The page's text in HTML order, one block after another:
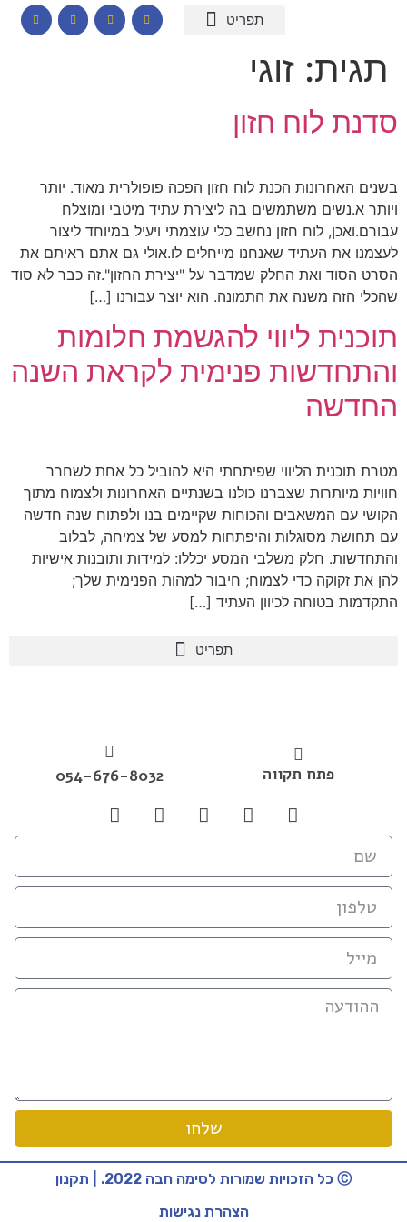
תגית: זוגי
סדנת לוח חזון
בשנים האחרונות הכנת לוח חזון הפכה פופולרית מאוד. יותר
ויותר א.נשים משתמשים בה ליצירת עתיד מיטבי ומוצלח
עבורם.ואכן, לוח חזון נחשב כלי עוצמתי ויעיל במיוחד ליצור
לעצמנו את העתיד שאנחנו מייחלים לו.אולי גם אתם ראיתם את
הסרט הסוד ואת החלק שמדבר על "יצירת החזון".זה כבר לא סוד
שהכלי הזה משנה את התמונה. הוא יוצר עבורנו […]
תוכנית ליווי להגשמת חלומות
והתחדשות פנימית לקראת השנה
החדשה
מטרת תוכנית הליווי שפיתחתי היא להוביל כל אחת לשחרר
חוויות מיותרות שצברנו כולנו בשנתיים האחרונות ולצמוח מתוך
הקושי עם המשאבים והכוחות שקיימים בנו ולפתוח שנה חדשה
עם תחושת מסוגלות והיפתחות למסע של צמיחה, לבלוב
והתחדשות. חלק משלבי המסע יכללו: למידות ותובנות אישיות
להן את זקוקה כדי לצמוח; חיבור למהות הפנימית שלך;
התקדמות בטוחה לכיוון העתיד […]
פתח תקווה 054-676-8032
שלחו
Ⓒ כל הזכויות שמורות לסימה חבה 2022. | תקנון
הצהרת נגישות